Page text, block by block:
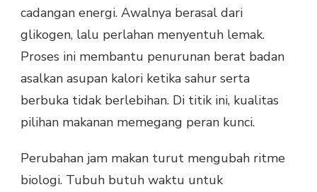
cadangan energi. Awalnya berasal dari
glikogen, lalu perlahan menyentuh lemak.
Proses ini membantu penurunan berat badan
asalkan asupan kalori ketika sahur serta
berbuka tidak berlebihan. Di titik ini, kualitas
pilihan makanan memegang peran kunci.
Perubahan jam makan turut mengubah ritme
biologi. Tubuh butuh waktu untuk